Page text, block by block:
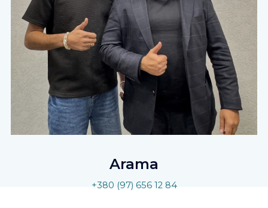
Arama
+380 (97) 656 12 84